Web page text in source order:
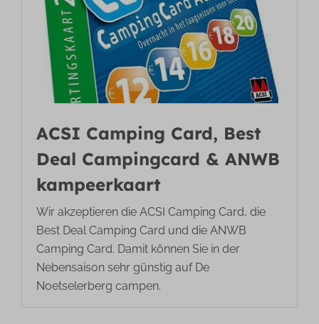
ACSI Camping Card, Best
Deal Campingcard & ANWB
kampeerkaart
Wir akzeptieren die ACSI Camping Card, die
Best Deal Camping Card und die ANWB
Camping Card. Damit können Sie in der
Nebensaison sehr günstig auf De
Noetselerberg campen.